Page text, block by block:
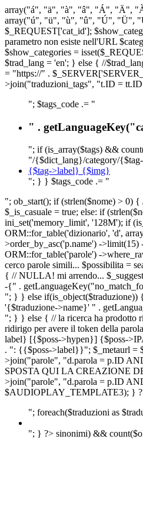
array("á", "ä", "à", "â", "Á", "Ä",
array("ú", "ü", "ù", "û", "Ú", "Ü",
$_REQUEST['cat_id'];
parametro non esiste nell'URL
$show_categories =
$trad_lang = 'en'; } else { //
= "https://" .
>join("traduzioni_tags", "t.ID =
"; $tags_code .= "
" .
"; if (is_array($tags) &&
"/{$dict_lang}/category/
{$tag->label} {$img}
"; } } $tags_code .= "
"; ob_start(); if (strlen($nome) > 0)
$_is_casuale = true; else: if
ini_set('memory_limit', '128M'); if
ORM::for_table('dizionario', 'd',
>order_by_asc('p.name') -
ORM::for_table('parole') -
cerco parole simili... $possibilita =
{ // NULLA! mi arrendo...
-{" .
"; } } else if(is_object($traduzione))
'{$traduzione->name}' " .
"; } } else { // la ricerca ha prodotto
ridirigo per avere il token della
label} [{$poss->hypen}] {$poss-
. ": {{$poss->label}}"; $_metaurl =
>join("parole", "d.parola = p.ID
SPOSTA QUI LA CREAZIONE
>join("parole", "d.parola = p.ID
$AUDIOPLAY_TEMPLATE3); }
"; foreach($traduzioni as
"; } ?> sinonimi) &&